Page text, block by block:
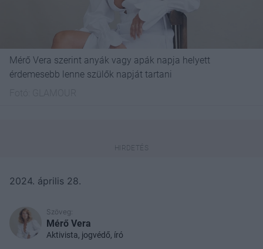
Mérő Vera szerint anyák vagy apák napja helyett
érdemesebb lenne szülők napját tartani
2024. április 28.
Szöveg:
Mérő Vera
Aktivista, jogvédő, író